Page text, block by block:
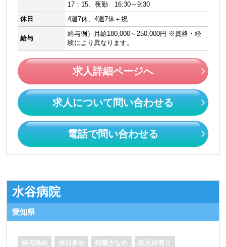
17：15、夜勤 16:30～9:30
休日
4週7休、4週7休＋祝
給与
給与例）月給180,000～250,000円 ※資格・経
験により異なります。
求人詳細ページへ
求人について問い合わせる
電話で問い合わせる
水谷病院
愛知県
給与高め 休日多め 残業少なめ 託児所有り